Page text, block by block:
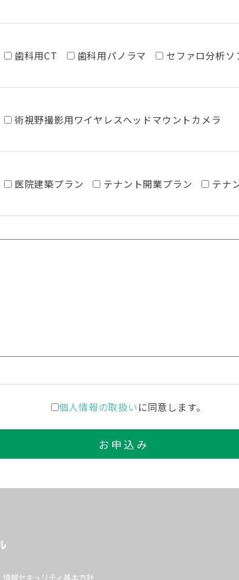
歯科用CT 歯科用パノラマ セファロ分析ソ
術視野撮影用ワイヤレスヘッドマウントカメラ
医院建築プラン テナント開業プラン テナ
個人情報の取扱いに同意します。
情報セキュリティ基本方針